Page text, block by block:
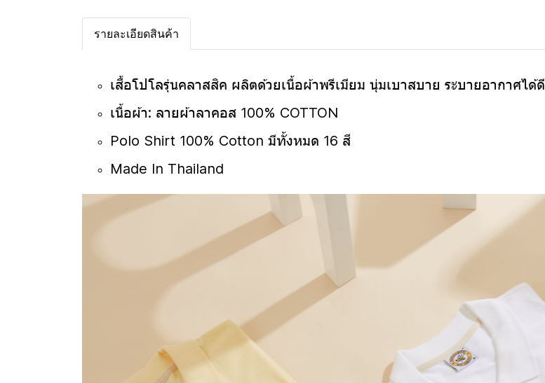
รายละเอียดสินค้า
เสื้อโปโลรุ่นคลาสสิค ผลิตด้วยเนื้อผ้าพรีเมียม นุ่มเบาสบาย ระบายอากาศได้ดี
เนื้อผ้า: ลายผ้าลาคอส 100% COTTON
Polo Shirt 100% Cotton มีทั้งหมด 16 สี
Made In Thailand